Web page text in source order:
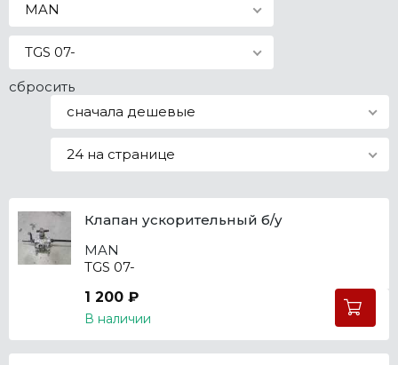
MAN
TGS 07-
сбросить
сначала дешевые
24 на странице
Клапан ускорительный б/у
MAN
TGS 07-
1 200 ₽
В наличии